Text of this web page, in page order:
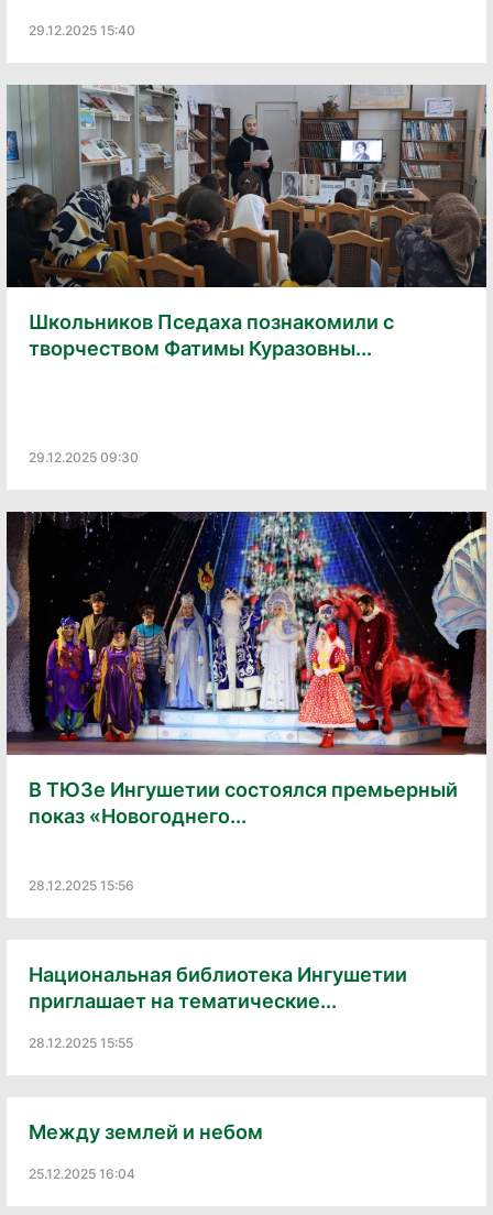
29.12.2025 15:40
Школьников Пседаха познакомили с
творчеством Фатимы Куразовны...
29.12.2025 09:30
В ТЮЗе Ингушетии состоялся премьерный
показ «Новогоднего...
28.12.2025 15:56
Национальная библиотека Ингушетии
приглашает на тематические...
28.12.2025 15:55
Между землей и небом
25.12.2025 16:04